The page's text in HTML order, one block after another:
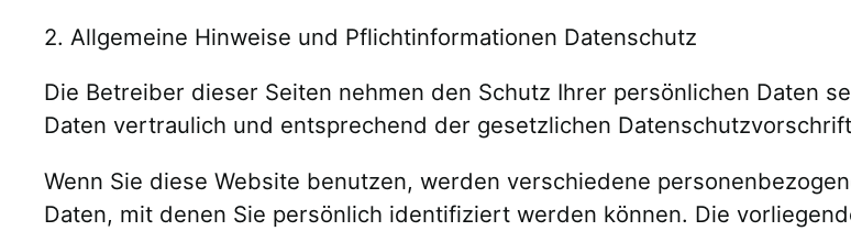
2. Allgemeine Hinweise und Pflichtinformationen Datenschutz
Die Betreiber dieser Seiten nehmen den Schutz Ihrer persönlichen Daten
Daten vertraulich und entsprechend der gesetzlichen
Wenn Sie diese Website benutzen, werden verschiedene
Daten, mit denen Sie persönlich identifiziert werden können. Die